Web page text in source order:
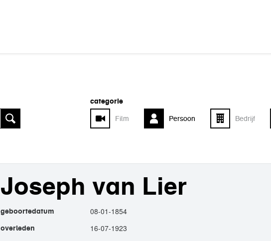
categorie
Film
Persoon Bedrijf
Joseph van Lier
geboortedatum 08-01-1854
overleden 16-07-1923